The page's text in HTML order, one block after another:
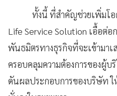
ทั้งนี้ ที่สำคัญช่วยเพิ่มโ
Life Service Solution เอื้อต่อ
พันธมิตรทางธุรกิจที่จะเข้ามาเ
ครอบคลุมความต้องการของผู้บ
ดันผลประกอบการของบริษัท